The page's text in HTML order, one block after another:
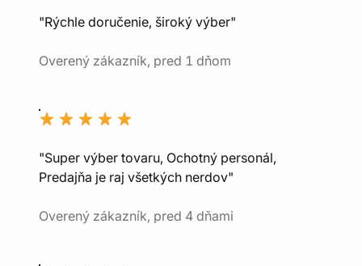
"Rýchle doručenie, široký výber"
Overený zákazník, pred 1 dňom
"Super výber tovaru, Ochotný personál,
Predajňa je raj všetkých nerdov"
Overený zákazník, pred 4 dňami